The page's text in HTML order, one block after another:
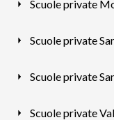
Scuole private
Scuole private
Scuole private
Scuole private